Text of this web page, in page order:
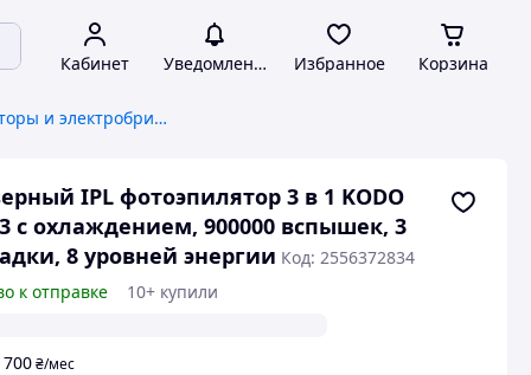
Кабинет Уведомления Избранное Корзина
Женские эпиляторы и электробритвы
IPL фотоэпилятор 3 в 1 KODO
с охлаждением, 900000 вспышек, 3
8 уровней энергии Код: 2556372834
к отправке
10+ купили
700 ₴/мес